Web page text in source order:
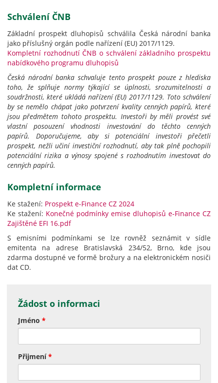
Schválení ČNB
Základní prospekt dluhopisů schválila Česká národní banka
jako příslušný orgán podle nařízení (EU) 2017/1129.
Kompletní rozhodnutí ČNB o schválení základního prospektu
nabídkového programu dluhopisů
Česká národní banka schvaluje tento prospekt pouze z hlediska
toho, že splňuje normy týkající se úplnosti, srozumitelnosti a
soudržnosti, které ukládá nařízení (EU) 2017/1129. Toto schválení
by se nemělo chápat jako potvrzení kvality cenných papírů, které
jsou předmětem tohoto prospektu. Investoři by měli provést své
vlastní posouzení vhodnosti investování do těchto cenných
papírů. Doporučujeme, aby si potenciální investoři přečetli
prospekt, nežli učiní investiční rozhodnutí, aby tak plně pochopili
potenciální rizika a výnosy spojené s rozhodnutím investovat do
cenných papírů.
Kompletní informace
Ke stažení: Prospekt e-Finance CZ 2024
Ke stažení: Konečné podmínky emise dluhopisů e-Finance CZ
Zajištěné EFI 16.pdf
S emisními podmínkami se lze rovněž seznámit v sídle
emitenta na adrese Bratislavská 234/52, Brno, kde jsou
zdarma dostupné ve formě brožury a na elektronickém nosiči
dat CD.
Žádost o informaci
Jméno *
Přijmení*